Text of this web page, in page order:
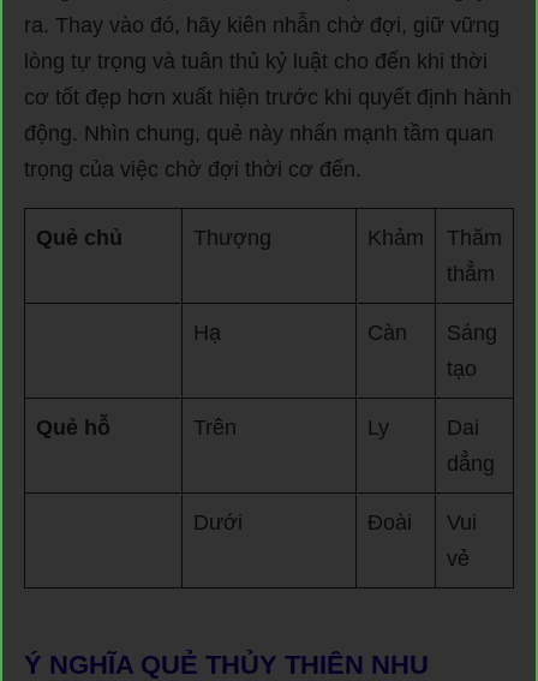
ra. Thay vào đó, hãy kiên nhẫn chờ đợi, giữ vững
lòng tự trọng và tuân thủ kỷ luật cho đến khi thời
cơ tốt đẹp hơn xuất hiện trước khi quyết định hành
động. Nhìn chung, quẻ này nhấn mạnh tầm quan
trọng của việc chờ đợi thời cơ đến.
Quẻ chủ Thượng Khảm
Thăm
thẳm
Hạ Càn
Sáng
tạo
Quẻ hỗ Trên Ly
Dai
dẳng
Dưới Đoài
Vui
vẻ
Ý NGHĨA QUẺ THỦY THIÊN NHU